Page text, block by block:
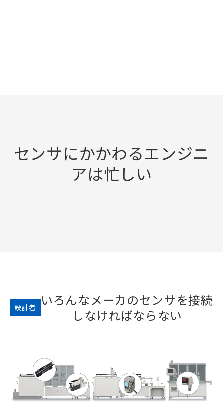
センサにかかわるエンジニ
アは忙しい
設計者
いろんなメーカのセンサを接続
しなければならない